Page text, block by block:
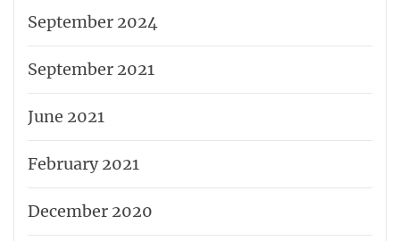
September 2024
September 2021
June 2021
February 2021
December 2020